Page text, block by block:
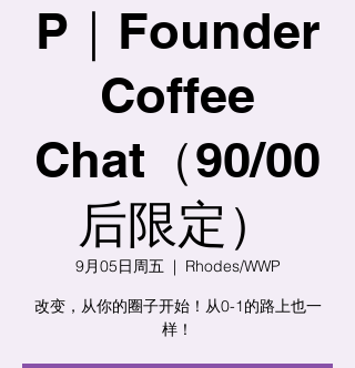
P｜Founder
Coffee
Chat（90/00
后限定）
9月05日周五
  |
Rhodes/WWP
改变，从你的圈子开始！从0-1的路上也一
样！